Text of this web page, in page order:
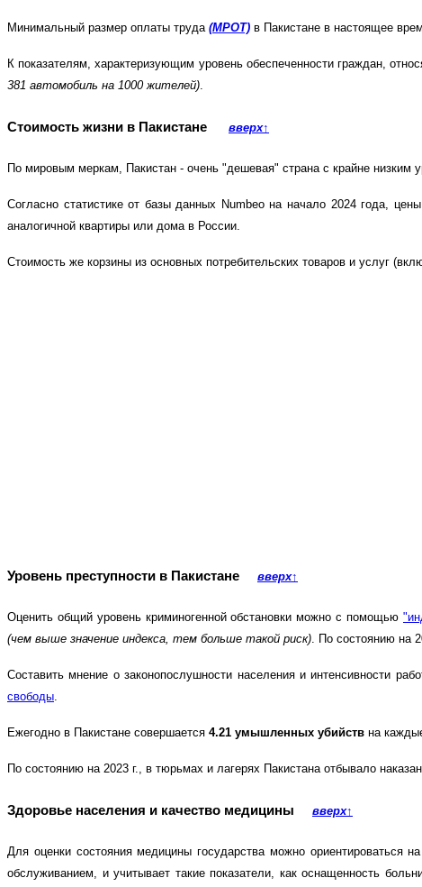
Минимальный размер оплаты труда (МРОТ) в Пакистане в настоящее
К показателям, характеризующим уровень обеспеченности граждан,
381 автомобиль на 1000 жителей).
Стоимость жизни в Пакистане вверх↑
По мировым меркам, Пакистан - очень "дешевая" страна с крайне низким
Согласно статистике от базы данных Numbeo на начало 2024 года,
аналогичной квартиры или дома в России.
Стоимость же корзины из основных потребительских товаров и услуг
Уровень преступности в Пакистане вверх↑
Оценить общий уровень криминогенной обстановки можно с помощью
(чем выше значение индекса, тем больше такой риск). По состоянию на
Составить мнение о законопослушности населения и интенсивности
свободы.
Ежегодно в Пакистане совершается 4.21 умышленных убийств на
По состоянию на 2023 г., в тюрьмах и лагерях Пакистана отбывало
Здоровье населения и качество медицины вверх↑
Для оценки состояния медицины государства можно ориентироваться
обслуживанием, и учитывает такие показатели, как оснащенность